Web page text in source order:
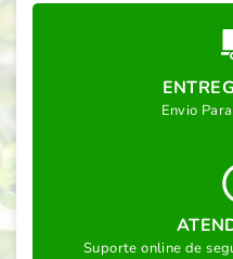
Envio
Suporte online de